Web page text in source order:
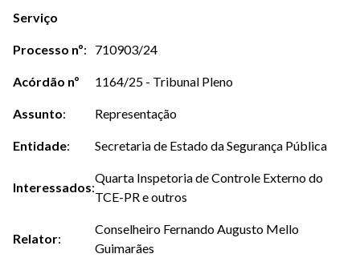
Serviço
Processo nº: 710903/24
Acórdão nº 1164/25 - Tribunal Pleno
Assunto: Representação
Entidade: Secretaria de Estado da Segurança Pública
Interessados:
Quarta Inspetoria de Controle Externo do
TCE-PR e outros
Relator:
Conselheiro Fernando Augusto Mello
Guimarães